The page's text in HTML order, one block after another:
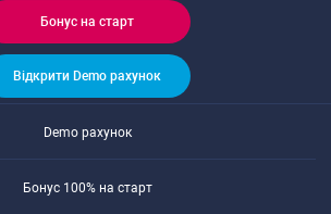
Бонуc на cтарт
Відкрити Demo рахунок
Demo рахунок
Бонуc 100% на cтарт